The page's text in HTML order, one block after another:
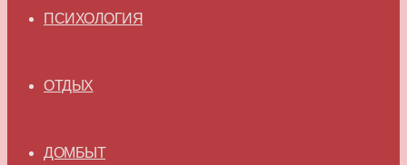
ПСИХОЛОГИЯ
ОТДЫХ
ДОМБЫТ